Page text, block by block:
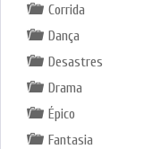
Corrida
Dança
Desastres
Drama
Épico
Fantasia